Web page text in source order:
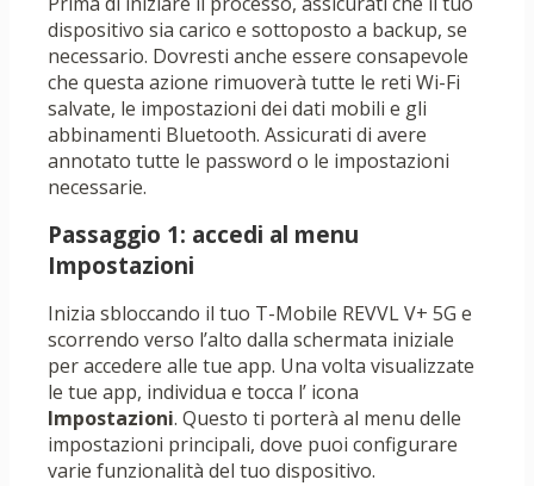
dispositivo sia carico e sottoposto a backup, se
necessario. Dovresti anche essere consapevole
che questa azione rimuoverà tutte le reti Wi-Fi
salvate, le impostazioni dei dati mobili e gli
abbinamenti Bluetooth. Assicurati di avere
annotato tutte le password o le impostazioni
necessarie.
Passaggio 1: accedi al menu
Impostazioni
Inizia sbloccando il tuo T-Mobile REVVL V+ 5G e
scorrendo verso l’alto dalla schermata iniziale
per accedere alle tue app. Una volta visualizzate
le tue app, individua e tocca l’ icona
Impostazioni. Questo ti porterà al menu delle
impostazioni principali, dove puoi configurare
varie funzionalità del tuo dispositivo.